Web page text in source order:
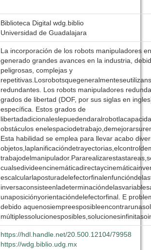
Biblioteca Digital wdg.biblio
Universidad de Guadalajara
La incorporación de los robots manipuladores
generado grandes avances en la industria,
peligrosas, complejas y
redundantes. Los robots manipuladores
grados de libertad (DOF, por sus siglas en
específica. Estos grados de
obstáculos
Esta habilidad se emplea para llevar acabo
unaposiciónyorientacióndelefectorfinal. E
debido
https://hdl.handle.net/20.500.12104/79958
https://wdg.biblio.udg.mx